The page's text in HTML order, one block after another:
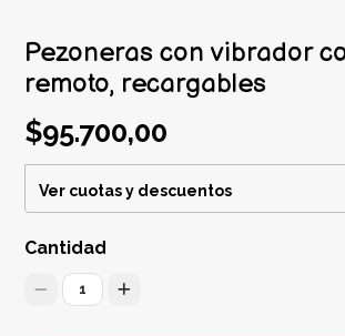
Pezoneras con vibrador
remoto, recargables
$95.700,00
Ver cuotas y descuentos
Cantidad
1